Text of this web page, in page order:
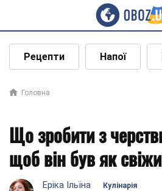
Рецепти Напої
Головна
Що зробити з
щоб він був як
Еріка Ільїна
Кулінарія